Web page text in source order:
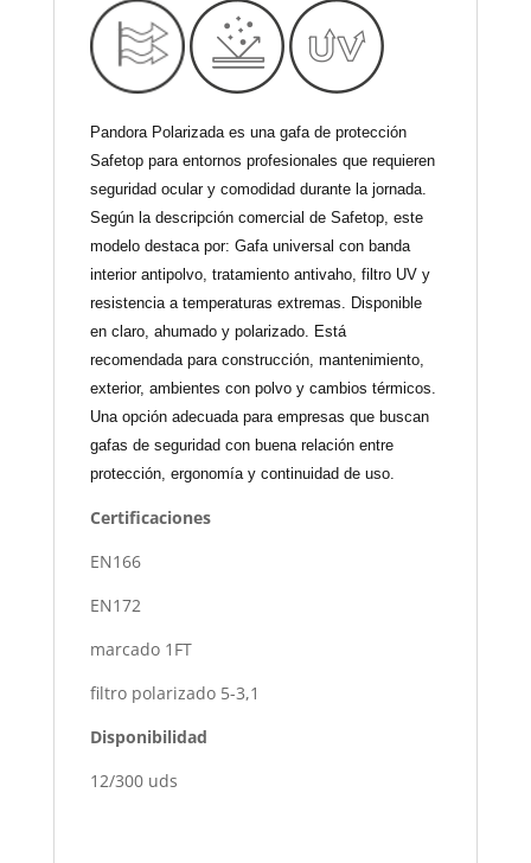
Pandora Polarizada es una gafa de protección
Safetop para entornos profesionales que requieren
seguridad ocular y comodidad durante la jornada.
Según la descripción comercial de Safetop, este
modelo destaca por: Gafa universal con banda
interior antipolvo, tratamiento antivaho, filtro UV y
resistencia a temperaturas extremas. Disponible
en claro, ahumado y polarizado. Está
recomendada para construcción, mantenimiento,
exterior, ambientes con polvo y cambios térmicos.
Una opción adecuada para empresas que buscan
gafas de seguridad con buena relación entre
protección, ergonomía y continuidad de uso.
Certificaciones
EN166
EN172
marcado 1FT
filtro polarizado 5-3,1
Disponibilidad
12/300 uds